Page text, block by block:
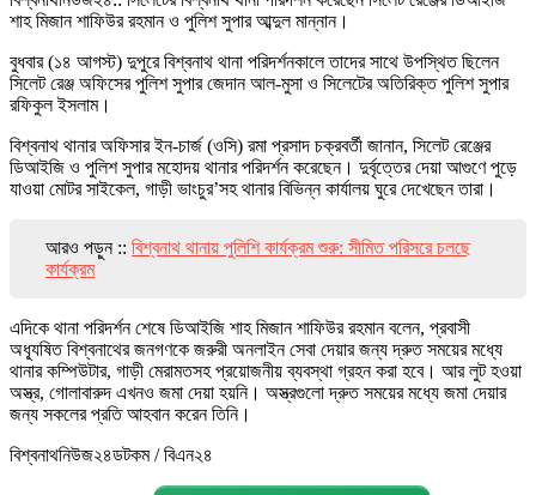
শাহ মিজান শাফিউর রহমান ও পুলিশ সুপার আব্দুল মান্নান।
বুধবার (১৪ আগস্ট) দুপুরে বিশ্বনাথ থানা পরিদর্শনকালে তাদের সাথে উপস্থিত ছিলেন
সিলেট রেঞ্জ অফিসের পুলিশ সুপার জেদান আল-মুসা ও সিলেটের অতিরিক্ত পুলিশ সুপার
রফিকুল ইসলাম।
বিশ্বনাথ থানার অফিসার ইন-চার্জ (ওসি) রমা প্রসাদ চক্রবর্তী জানান, সিলেট রেঞ্জের
ডিআইজি ও পুলিশ সুপার মহোদয় থানার পরিদর্শন করেছেন। দুর্বৃত্তের দেয়া আগুণে পুড়ে
যাওয়া মোটর সাইকেল, গাড়ী ভাংচুর’সহ থানার বিভিন্ন কার্যালয় ঘুরে দেখেছেন তারা।
আরও পড়ুন :: বিশ্বনাথ থানায় পুলিশি কার্যক্রম শুরু: সীমিত পরিসরে চলছে
কার্যক্রম
এদিকে থানা পরিদর্শন শেষে ডিআইজি শাহ মিজান শাফিউর রহমান বলেন, প্রবাসী
অধ্যূষিত বিশ্বনাথের জনগণকে জরুরী অনলাইন সেবা দেয়ার জন্য দ্রুত সময়ের মধ্যে
থানার কম্পিউটার, গাড়ী মেরামতসহ প্রয়োজনীয় ব্যবস্থা গ্রহন করা হবে। আর লুট হওয়া
অস্ত্র, গোলাবারুদ এখনও জমা দেয়া হয়নি। অস্ত্রগুলো দ্রুত সময়ের মধ্যে জমা দেয়ার
জন্য সকলের প্রতি আহবান করেন তিনি।
বিশ্বনাথনিউজ২৪ডটকম / বিএন২৪